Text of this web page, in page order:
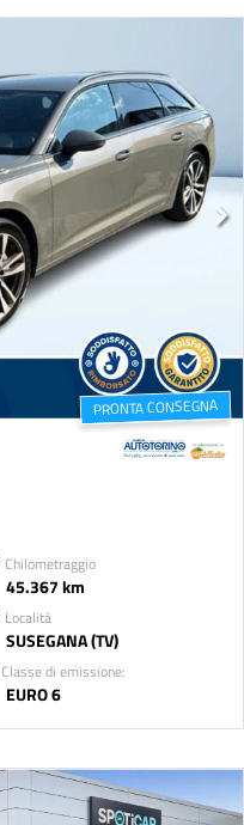
PRONTA CONSEGNA
Chilometraggio
45.367 km
Località
SUSEGANA (TV)
Classe di emissione:
EURO 6